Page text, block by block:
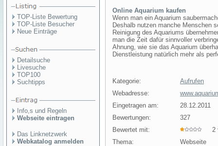
TOP-Liste Bewertung
TOP-Liste Besucher
Neue Einträge
Detailsuche
Livesuche
TOP100
Suchtipps
Info,s und Regeln
Webseite eintragen
Das Linknetzwerk
Webkatalog anmelden
Online Aquarium kaufen
Wenn man ein Aquarium
Deshalb nutzen manche Menschen
Reinigung des Aquariums
man die Zeit dafür sinnvoller
Ahnung, wie sie das Aquarium
Dienstleistung natürlich mehr als
Kategorie:
Aufrufen
Webadresse:
Eingetragen am:
28.12.2011
Bewertungen:
327
Bewertet mit:
2
Thema:
Webseite